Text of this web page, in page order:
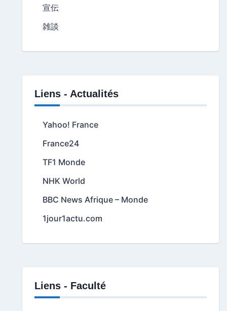
宣伝
雑談
Liens - Actualités
Yahoo! France
France24
TF1 Monde
NHK World
BBC News Afrique – Monde
1jour1actu.com
Liens - Faculté